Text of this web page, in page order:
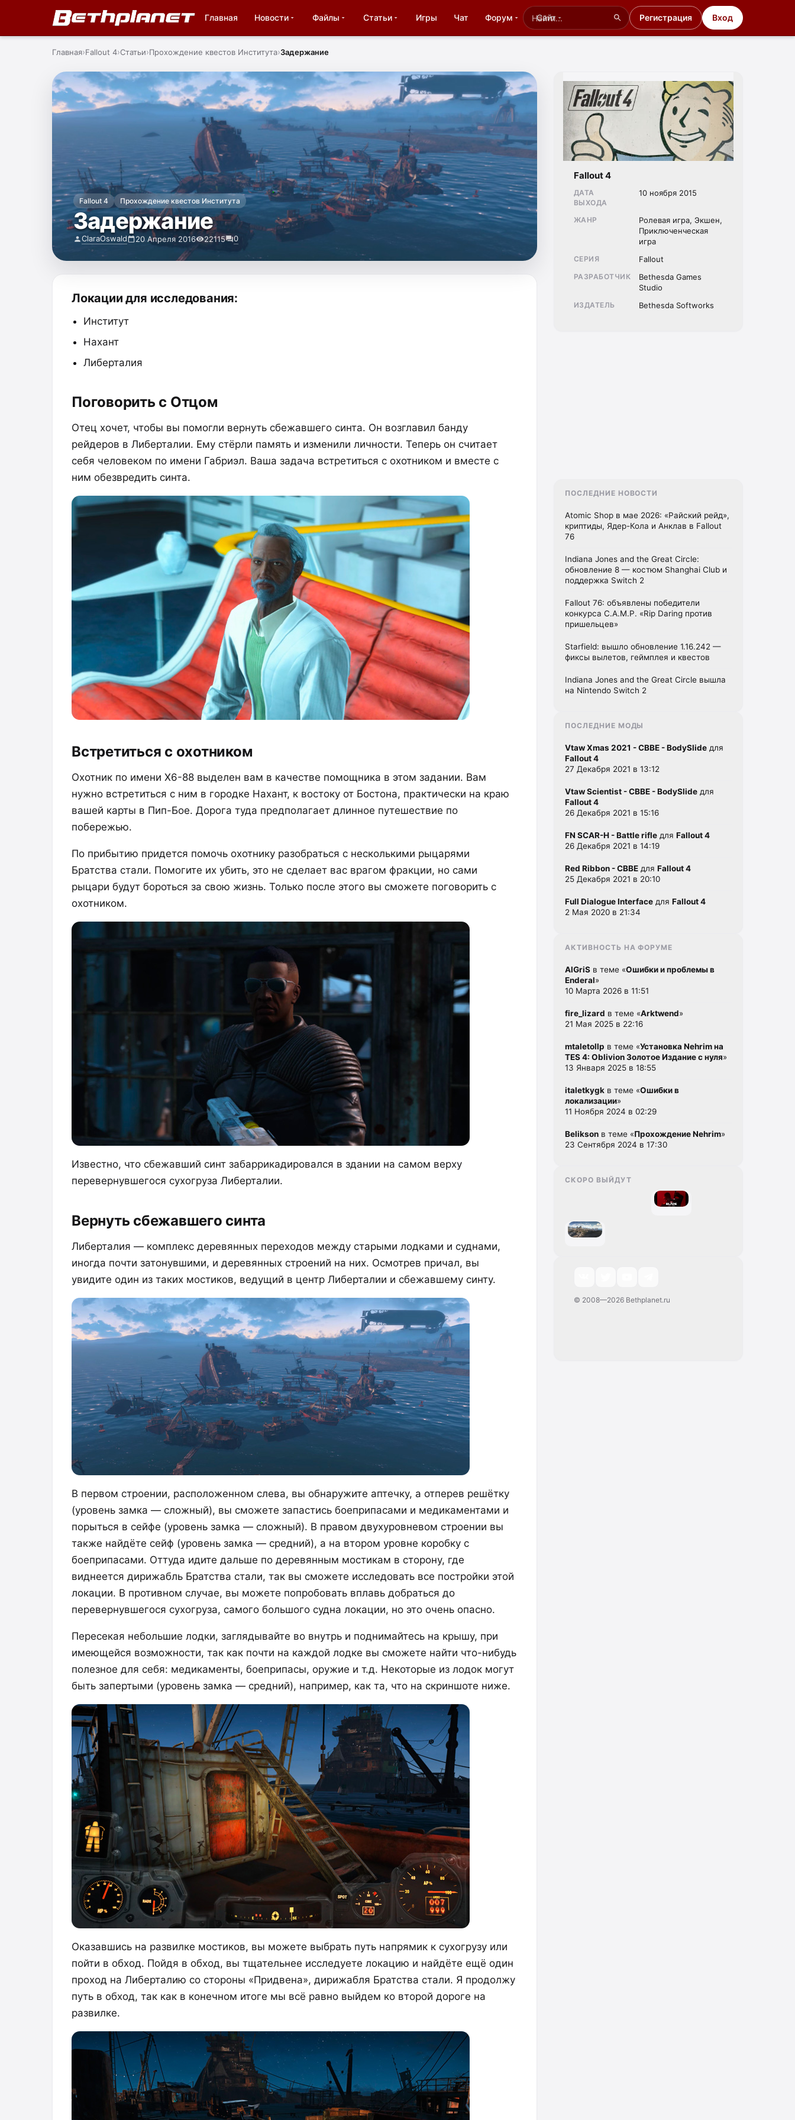
Главная Новости Файлы Статьи Игры Чат Форум Сайт Регистрация Вход
Главная Fallout 4 Статьи Прохождение квестов Института Задержание
Fallout 4 Прохождение квестов Института
Задержание
ClaraOswald 20 Апреля 2016 22115 0
Локации для исследования:
Институт
Нахант
Либерталия
Поговорить с Отцом
Отец хочет, чтобы вы помогли вернуть сбежавшего синта. Он возглавил банду
рейдеров в Либерталии. Ему стёрли память и изменили личности. Теперь он считает
себя человеком по имени Габриэл. Ваша задача встретиться с охотником и вместе с
ним обезвредить синта.
Встретиться с охотником
Охотник по имени X6-88 выделен вам в качестве помощника в этом задании. Вам
нужно встретиться с ним в городке Нахант, к востоку от Бостона, практически на краю
вашей карты в Пип-Бое. Дорога туда предполагает длинное путешествие по
побережью.
По прибытию придется помочь охотнику разобраться с несколькими рыцарями
Братства стали. Помогите их убить, это не сделает вас врагом фракции, но сами
рыцари будут бороться за свою жизнь. Только после этого вы сможете поговорить с
охотником.
Известно, что сбежавший синт забаррикадировался в здании на самом верху
перевернувшегося сухогруза Либерталии.
Вернуть сбежавшего синта
Либерталия — комплекс деревянных переходов между старыми лодками и суднами,
иногда почти затонувшими, и деревянных строений на них. Осмотрев причал, вы
увидите один из таких мостиков, ведущий в центр Либерталии и сбежавшему синту.
В первом строении, расположенном слева, вы обнаружите аптечку, а отперев решётку
(уровень замка — сложный), вы сможете запастись боеприпасами и медикаментами и
порыться в сейфе (уровень замка — сложный). В правом двухуровневом строении вы
также найдёте сейф (уровень замка — средний), а на втором уровне коробку с
боеприпасами. Оттуда идите дальше по деревянным мостикам в сторону, где
виднеется дирижабль Братства стали, так вы сможете исследовать все постройки этой
локации. В противном случае, вы можете попробовать вплавь добраться до
перевернувшегося сухогруза, самого большого судна локации, но это очень опасно.
Пересекая небольшие лодки, заглядывайте во внутрь и поднимайтесь на крышу, при
имеющейся возможности, так как почти на каждой лодке вы сможете найти что-нибудь
полезное для себя: медикаменты, боеприпасы, оружие и т.д. Некоторые из лодок могут
быть запертыми (уровень замка — средний), например, как та, что на скриншоте ниже.
Оказавшись на развилке мостиков, вы можете выбрать путь напрямик к сухогрузу или
пойти в обход. Пойдя в обход, вы тщательнее исследуете локацию и найдёте ещё один
проход на Либерталию со стороны «Придвена», дирижабля Братства стали. Я продолжу
путь в обход, так как в конечном итоге мы всё равно выйдем ко второй дороге на
развилке.
Fallout 4
ДАТА
ВЫХОДА
10 ноября 2015
ЖАНР
Ролевая игра, Экшен,
Приключенческая
игра
СЕРИЯ Fallout
РАЗРАБОТЧИК
Bethesda Games
Studio
ИЗДАТЕЛЬ Bethesda Softworks
ПОСЛЕДНИЕ НОВОСТИ
Atomic Shop в мае 2026: «Райский рейд»,
криптиды, Ядер-Кола и Анклав в Fallout
76
Indiana Jones and the Great Circle:
обновление 8 — костюм Shanghai Club и
поддержка Switch 2
Fallout 76: объявлены победители
конкурса C.A.M.P. «Rip Daring против
пришельцев»
Starfield: вышло обновление 1.16.242 —
фиксы вылетов, геймплея и квестов
Indiana Jones and the Great Circle вышла
на Nintendo Switch 2
ПОСЛЕДНИЕ МОДЫ
Vtaw Xmas 2021 - CBBE - BodySlide для
Fallout 4
27 Декабря 2021 в 13:12
Vtaw Scientist - CBBE - BodySlide для
Fallout 4
26 Декабря 2021 в 15:16
FN SCAR-H - Battle rifle для Fallout 4
26 Декабря 2021 в 14:19
Red Ribbon - CBBE для Fallout 4
25 Декабря 2021 в 20:10
Full Dialogue Interface для Fallout 4
2 Мая 2020 в 21:34
АКТИВНОСТЬ НА ФОРУМЕ
AlGriS в теме «Ошибки и проблемы в
Enderal»
10 Марта 2026 в 11:51
fire_lizard в теме «Arktwend»
21 Мая 2025 в 22:16
mtaletollp в теме «Установка Nehrim на
TES 4: Oblivion Золотое Издание с нуля»
13 Января 2025 в 18:55
italetkygk в теме «Ошибки в
локализации»
11 Ноября 2024 в 02:29
Belikson в теме «Прохождение Nehrim»
23 Сентября 2024 в 17:30
СКОРО ВЫЙДУТ
© 2008—2026 Bethplanet.ru